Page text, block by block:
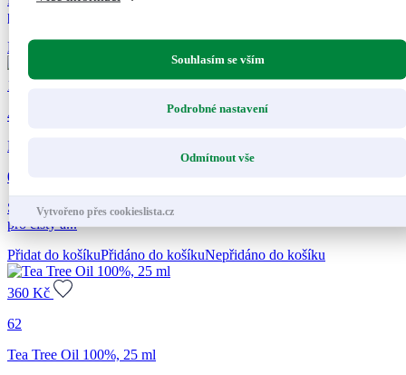
přírodních silic...
Přidat do košíku
175 Kč
40
RESPIRAN, osvěžovač vzduchu, 50 ml
0 hodnocení
Směs přírodních silic vhodná při dýchacích potížích a rýmě. Elixír
pro čistý a...
Přidat do košíkuPřidáno do košíkuNepřidáno do košíku
360 Kč
62
Tea Tree Oil 100%, 25 ml
Souhlasím se vším
Podrobné nastavení
Odmítnout vše
Vytvořeno přes cookieslista.cz